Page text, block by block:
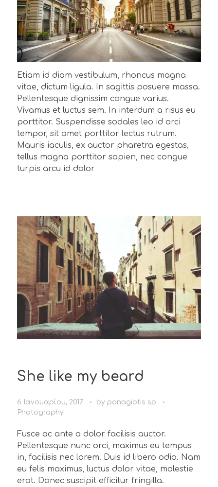
Etiam id diam vestibulum, rhoncus magna
vitae, dictum ligula. In sagittis posuere massa.
Pellentesque dignissim congue varius.
Vivamus et luctus sem. In interdum a risus eu
porttitor. Suspendisse sodales leo id orci
tempor, sit amet porttitor lectus rutrum.
Mauris iaculis, ex auctor pharetra egestas,
tellus magna porttitor sapien, nec congue
turpis arcu id dolor
She like my beard
6 Ιανουαρίου, 2017 by panagiotis sp
Photography
Fusce ac ante a dolor facilisis auctor.
Pellentesque nunc orci, maximus eu tempus
in, facilisis nec lorem. Duis id libero odio. Nam
eu felis maximus, luctus dolor vitae, molestie
erat. Donec suscipit efficitur fringilla.